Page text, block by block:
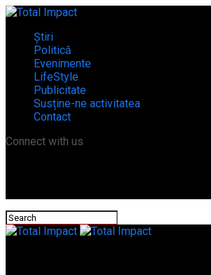
Știri
Politică
Evenimente
LifeStyle
Publicitate
Susține-ne activitatea
Contact
Connect with us